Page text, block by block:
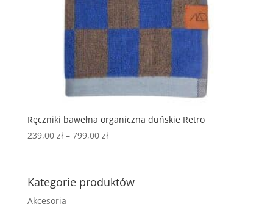
Ręczniki bawełna organiczna duńskie Retro
239,00 zł– 799,00 zł
Kategorie produktów
Akcesoria